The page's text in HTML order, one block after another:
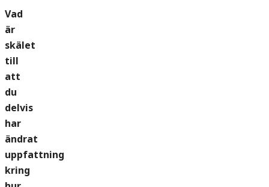
Vad
är
skälet
till
att
du
delvis
har
ändrat
uppfattning
kring